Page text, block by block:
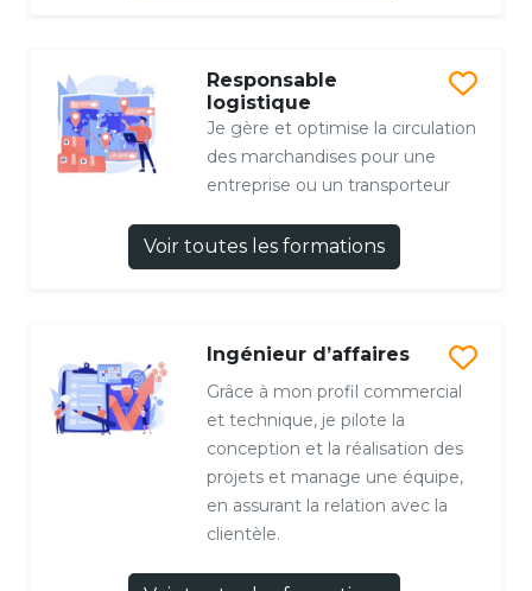
Responsable
logistique
Je gère et optimise la circulation
des marchandises pour une
entreprise ou un transporteur
Voir toutes les formations
Ingénieur d’affaires
Grâce à mon profil commercial
et technique, je pilote la
conception et la réalisation des
projets et manage une équipe,
en assurant la relation avec la
clientèle.